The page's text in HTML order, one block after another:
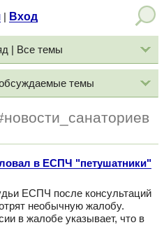
Вход
| Все темы
темы
в ЕСПЧ "петушатники"
ЕСПЧ после консультаций
необычную жалобу.
в жалобе указывает, что в